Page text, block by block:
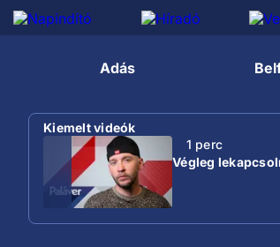
Adás
Kiemelt videók
1 perc
Végleg